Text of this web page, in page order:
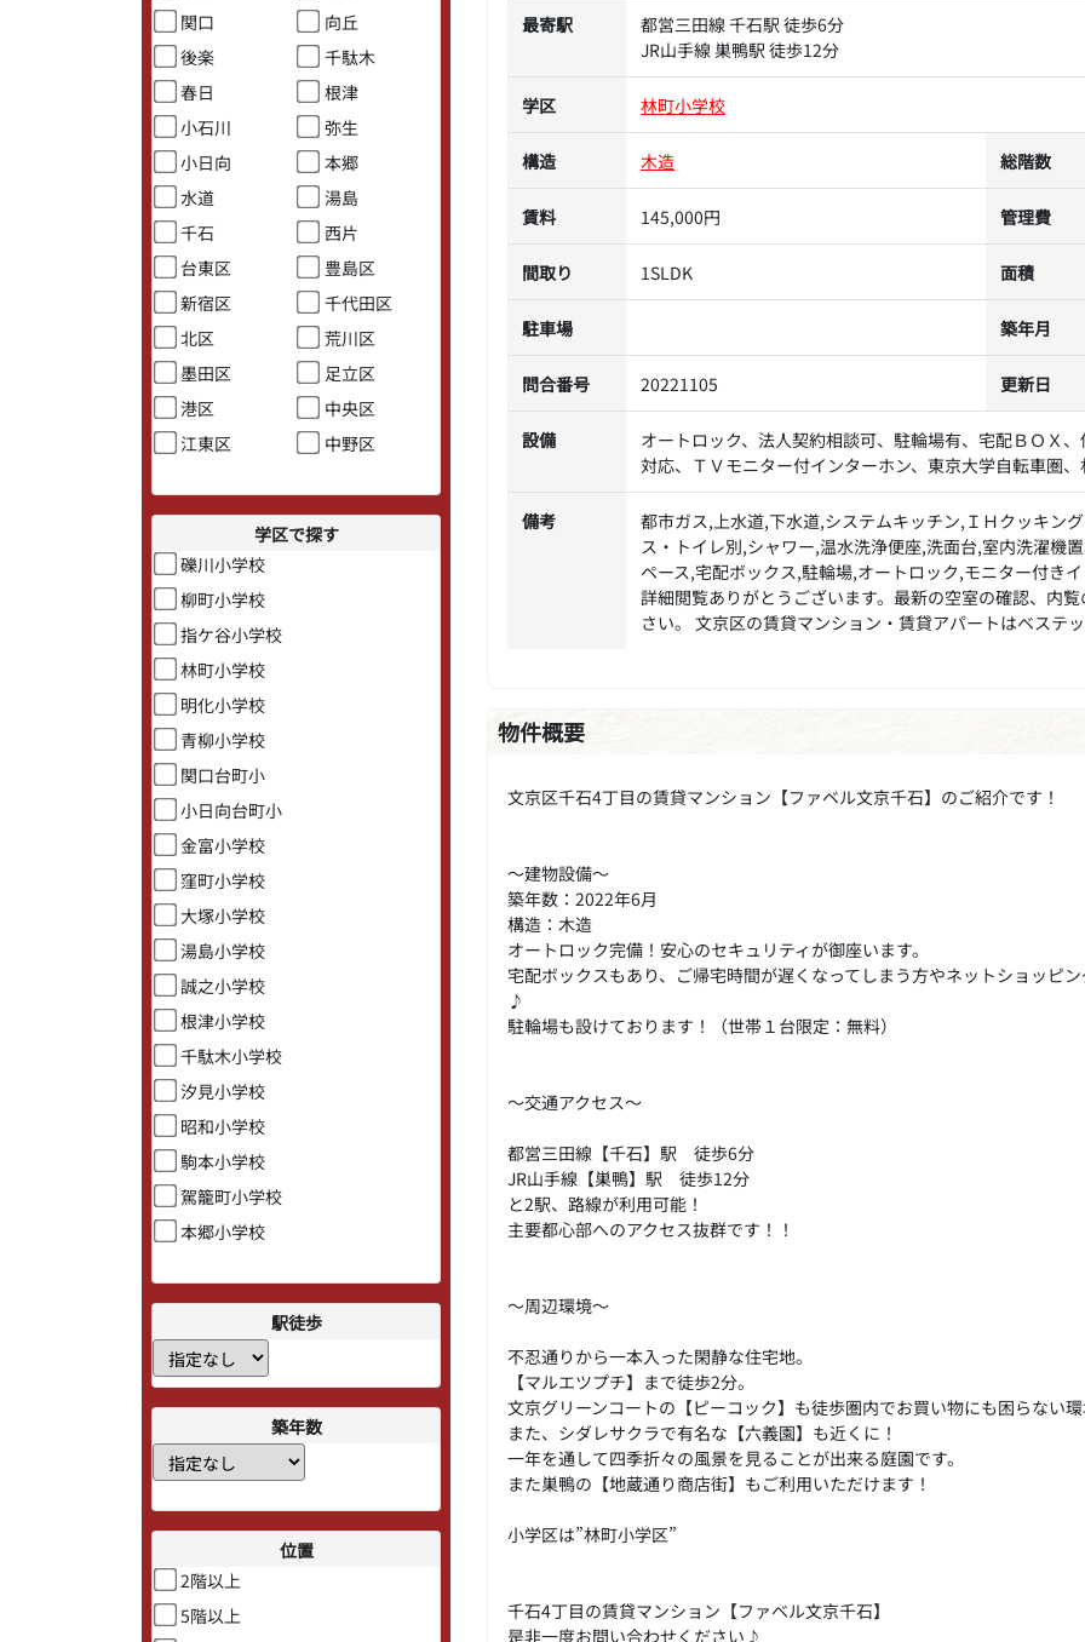
関口
向丘
後楽
千駄木
春日
根津
小石川
弥生
小日向
本郷
水道
湯島
千石
西片
台東区
豊島区
新宿区
千代田区
北区
荒川区
墨田区
足立区
港区
中央区
江東区
中野区
学区で探す
礫川小学校
柳町小学校
指ケ谷小学校
林町小学校
明化小学校
青柳小学校
関口台町小
小日向台町小
金富小学校
窪町小学校
大塚小学校
湯島小学校
誠之小学校
根津小学校
千駄木小学校
汐見小学校
昭和小学校
駒本小学校
駕籠町小学校
本郷小学校
駅徒歩
築年数
位置
2階以上
5階以上
最寄駅
都営三田線 千石駅 徒歩6分
JR山手線 巣鴨駅 徒歩12分
学区 林町小学校
構造 木造 総階数
賃料 145,000円 管理費
間取り 1SLDK 面積
駐車場 築年月
問合番号 20221105 更新日
設備
オートロック、法人契約相談可、駐輪場有、宅配ＢＯＸ
対応、ＴＶモニター付インターホン、東京大学自転車圏
備考
都市ガス,上水道,下水道,システムキッチン,ＩＨクッキン
ス・トイレ別,シャワー,温水洗浄便座,洗面台,室内洗濯機
ペース,宅配ボックス,駐輪場,オートロック,モニター付き
詳細閲覧ありがとうございます。最新の空室の確認、内
さい。 文京区の賃貸マンション・賃貸アパートはベステ
物件概要
文京区千石4丁目の賃貸マンション【ファベル文京千石】のご紹介です！
～建物設備～
築年数：2022年6月
構造：木造
オートロック完備！安心のセキュリティが御座います。
宅配ボックスもあり、ご帰宅時間が遅くなってしまう方やネットショッピ
♪
駐輪場も設けております！（世帯１台限定：無料）
～交通アクセス～
都営三田線【千石】駅 徒歩6分
JR山手線【巣鴨】駅 徒歩12分
と2駅、路線が利用可能！
主要都心部へのアクセス抜群です！！
～周辺環境～
不忍通りから一本入った閑静な住宅地。
【マルエツプチ】まで徒歩2分。
文京グリーンコートの【ピーコック】も徒歩圏内でお買い物にも困らない
また、シダレサクラで有名な【六義園】も近くに！
一年を通して四季折々の風景を見ることが出来る庭園です。
また巣鴨の【地蔵通り商店街】もご利用いただけます！
小学区は”林町小学区”
千石4丁目の賃貸マンション【ファベル文京千石】
是非一度お問い合わせください♪